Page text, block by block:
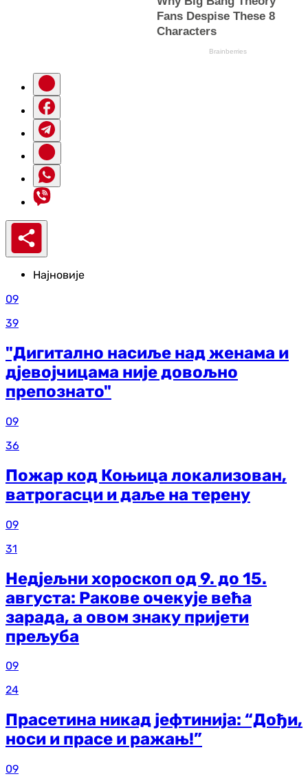
Најновије
09
39
"Дигитално насиље над женама и
дјевојчицама није довољно
препознато"
09
36
Пожар код Коњица локализован,
ватрогасци и даље на терену
09
31
Недјељни хороскоп од 9. до 15.
августа: Ракове очекује већа
зарада, а овом знаку пријети
прељуба
09
24
Прасетина никад јефтинија: “Дођи,
носи и прасе и ражањ!”
09